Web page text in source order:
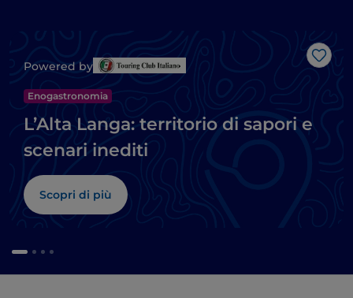
Like
Powered by
Enogastronomia
L’Alta Langa: territorio di sapori e
scenari inediti
Scopri di più